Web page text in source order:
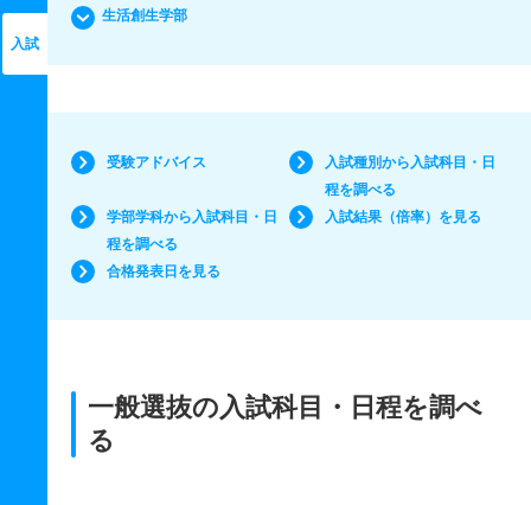
入試
生活創生学部
受験アドバイス
入試種別から入試科目・日
程を調べる
学部学科から入試科目・日
程を調べる
入試結果（倍率）を見る
合格発表日を見る
一般選抜の入試科目・日程を調べ
る